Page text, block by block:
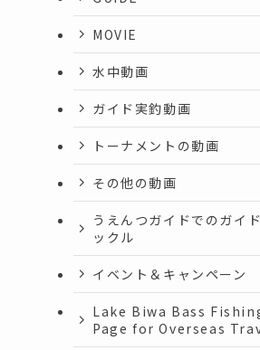
MOVIE
水中動画
ガイド実釣動画
トーナメントの動画
その他の動画
うえんつガイドでのガイ
ックル
イベント＆キャンペーン
Lake Biwa Bass
Page for Overseas